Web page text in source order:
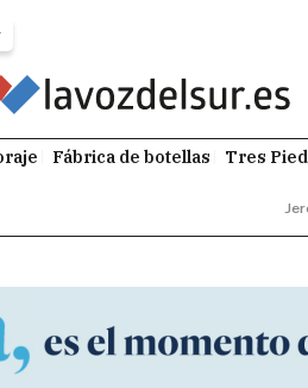
Fábrica de botellas Tres